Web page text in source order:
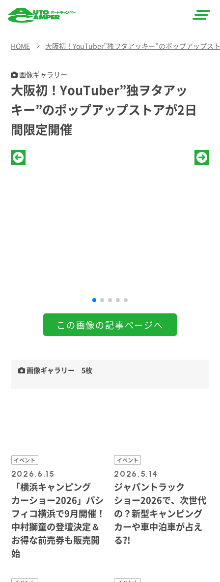
CAMPER
（オート
キャン
パー）
HOME 大阪初！YouTuber”独ヲタアッキー”のポップアップス
画像ギャラリー
大阪初！YouTuber”独ヲタアッ
キー”のポップアップストアが2日
間限定開催
この画像の記事ページへ
画像ギャラリー 5枚
イベント
2026.6.15
「横浜キャンピング
カーショー2026」パシ
フィコ横浜で9月開催！
中村獅童の登壇決定＆
お得な前売券も販売開
始
イベント
2026.5.14
ジャパントラック
ショー2026で、次世代
の？新型キャンピング
カーや車中泊車が占え
る?!